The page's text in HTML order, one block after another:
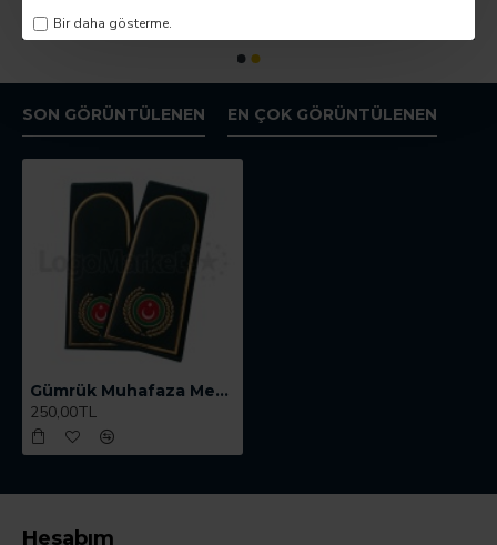
Bir daha gösterme.
SON GÖRÜNTÜLENEN EN ÇOK GÖRÜNTÜLENEN
Gümrük Muhafaza Memuru Apolet
250,00TL
Hesabım